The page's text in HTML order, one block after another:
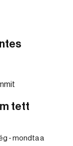
tett
- mondta a